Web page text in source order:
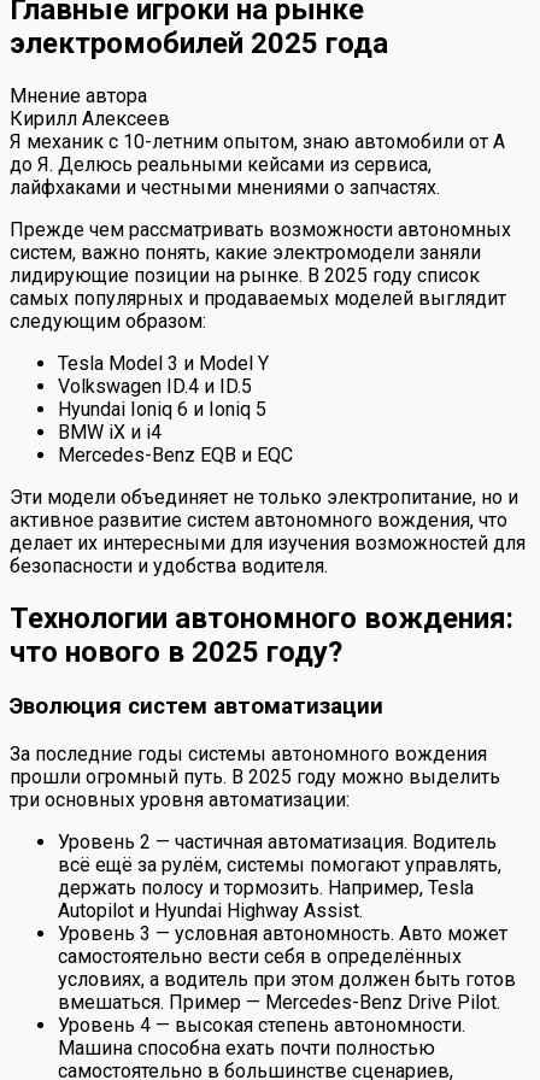
Главные игроки на рынке
электромобилей 2025 года
Мнение автора
Кирилл Алексеев
Я механик с 10-летним опытом, знаю автомобили от А
до Я. Делюсь реальными кейсами из сервиса,
лайфхаками и честными мнениями о запчастях.
Прежде чем рассматривать возможности автономных
систем, важно понять, какие электромодели заняли
лидирующие позиции на рынке. В 2025 году список
самых популярных и продаваемых моделей выглядит
следующим образом:
Tesla Model 3 и Model Y
Volkswagen ID.4 и ID.5
Hyundai Ioniq 6 и Ioniq 5
BMW iX и i4
Mercedes-Benz EQB и EQC
Эти модели объединяет не только электропитание, но и
активное развитие систем автономного вождения, что
делает их интересными для изучения возможностей для
безопасности и удобства водителя.
Технологии автономного вождения:
что нового в 2025 году?
Эволюция систем автоматизации
За последние годы системы автономного вождения
прошли огромный путь. В 2025 году можно выделить
три основных уровня автоматизации:
Уровень 2 — частичная автоматизация. Водитель
всё ещё за рулём, системы помогают управлять,
держать полосу и тормозить. Например, Tesla
Autopilot и Hyundai Highway Assist.
Уровень 3 — условная автономность. Авто может
самостоятельно вести себя в определённых
условиях, а водитель при этом должен быть готов
вмешаться. Пример — Mercedes-Benz Drive Pilot.
Уровень 4 — высокая степень автономности.
Машина способна ехать почти полностью
самостоятельно в большинстве сценариев,